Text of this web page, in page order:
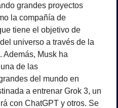
grandes proyectos
la compañía de
tiene el objetivo de
universo a través de la
Además, Musk ha
de las
del mundo en
a entrenar Grok 3, un
con ChatGPT y otros. Se